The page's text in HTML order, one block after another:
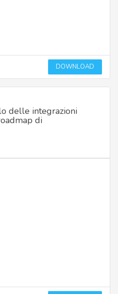
DOWNLOAD
delle integrazioni
di